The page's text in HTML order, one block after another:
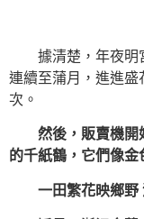
據清楚，年夜明
連續至蒲月，進進盛
次。
然後，販賣機開
的千紙鶴，它們像
一田繁花映鄉野